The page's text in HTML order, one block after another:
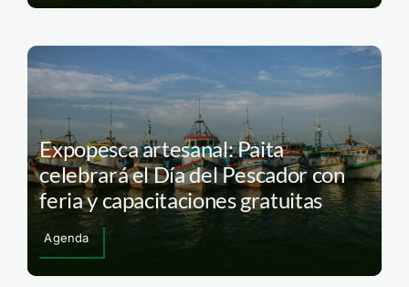
Expopesca artesanal: Paita
celebrará el Día del Pescador con
feria y capacitaciones gratuitas
Agenda